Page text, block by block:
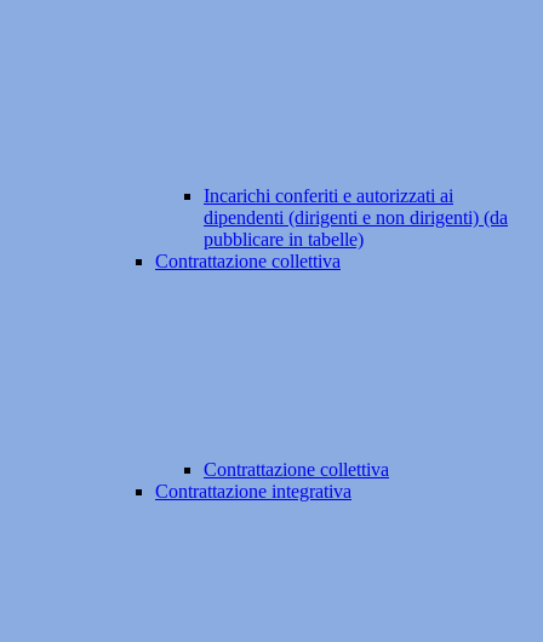
Incarichi conferiti e autorizzati ai
dipendenti (dirigenti e non dirigenti) (da
pubblicare in tabelle)
Contrattazione collettiva
Contrattazione collettiva
Contrattazione integrativa